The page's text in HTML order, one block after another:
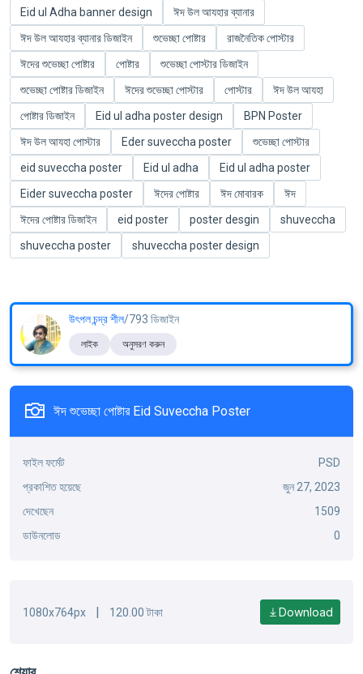
Eid ul Adha banner design
ঈদ উল আযহার ব্যানার
ঈদ উল আযহার ব্যানার ডিজাইন
শুভেচ্ছা পোষ্টার
রাজনৈতিক পোস্টার
ঈদের শুভেচ্ছা পোষ্টার
পোষ্টার
শুভেচ্ছা পোস্টার ডিজাইন
শুভেচ্ছা পোষ্টার ডিজাইন
ঈদের শুভেচ্ছা পোস্টার পোস্টার
ঈদ উল আযহা
পোষ্টার ডিজাইন
Eid ul adha poster design
BPN Poster
ঈদ উল আযহা পোস্টার
Eder suveccha poster
শুভেচ্ছা পোস্টার
eid suveccha poster
Eid ul adha
Eid ul adha poster
Eider suveccha poster
ঈদের পোষ্টার ঈদ মোবারক
ঈদ
ঈদের পোষ্টার ডিজাইন
eid poster poster desgin
shuveccha
shuveccha poster
shuveccha poster design
উৎপল চন্দ্র শীল/793 ডিজাইন
লাইক অনুসরণ করুন
ঈদ শুভেচ্ছা পোষ্টার Eid Suveccha Poster
ফাইল ফর্মেট
PSD
প্রকাশিত হয়েছে
জুন 27, 2023
দেখেছেন
1509
ডাউনলোড
0
1080x764px | 120.00 টাকা Download